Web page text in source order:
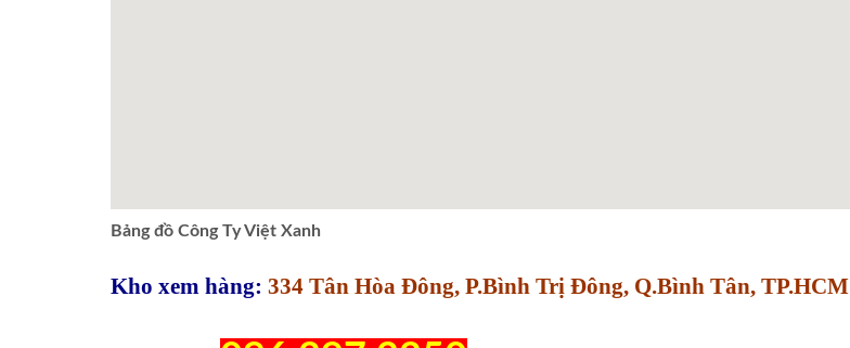
Bảng đồ Công Ty Việt Xanh
Kho xem hàng: 334 Tân Hòa Đông, P.Bình Trị Đông, Q.Bình Tân, TP.HCM